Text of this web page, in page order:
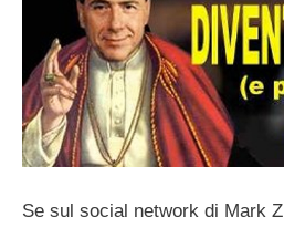
Se sul social network di Mark